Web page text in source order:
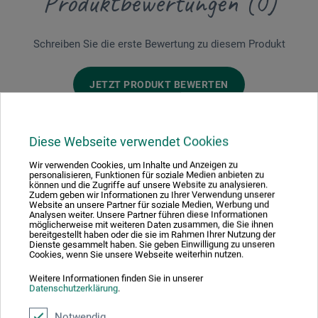
Diese Webseite verwendet Cookies
Wir verwenden Cookies, um Inhalte und Anzeigen zu
personalisieren, Funktionen für soziale Medien anbieten zu
können und die Zugriffe auf unsere Website zu analysieren.
Zudem geben wir Informationen zu Ihrer Verwendung unserer
Website an unsere Partner für soziale Medien, Werbung und
Analysen weiter. Unsere Partner führen diese Informationen
möglicherweise mit weiteren Daten zusammen, die Sie ihnen
bereitgestellt haben oder die sie im Rahmen Ihrer Nutzung der
Dienste gesammelt haben. Sie geben Einwilligung zu unseren
Cookies, wenn Sie unsere Webseite weiterhin nutzen.
Weitere Informationen finden Sie in unserer
Datenschutzerklärung.
Schreiben Sie die erste Bewertung zu diesem Produkt
JETZT PRODUKT BEWERTEN
Hersteller-Kontakt
Hier finden Sie die Kontaktdaten des Herstellers zu
diesem Produkt.
Verlag Hermann Schmidt
Gonsenheimer Str. 56